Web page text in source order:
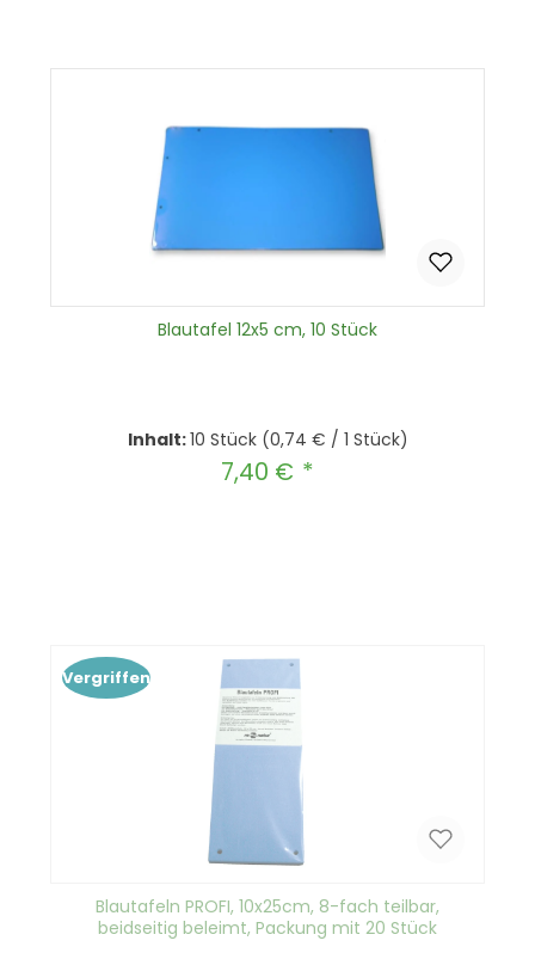
Blautafel 12x5 cm, 10 Stück
Inhalt:10 Stück (0,74 € / 1 Stück)
Regulärer Preis:
7,40 €
Vergriffen
Blautafeln PROFI, 10x25cm, 8-fach teilbar,
beidseitig beleimt, Packung mit 20 Stück